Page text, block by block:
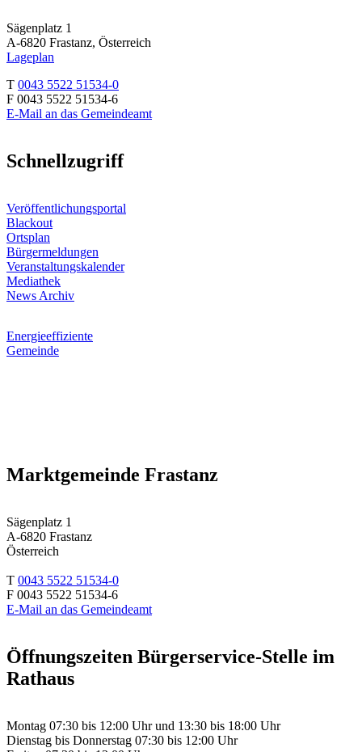
Sägenplatz 1
A-6820 Frastanz, Österreich
Lageplan
T 0043 5522 51534-0
F 0043 5522 51534-6
E-Mail an das Gemeindeamt
Schnellzugriff
Veröffentlichungsportal
Blackout
Ortsplan
Bürgermeldungen
Veranstaltungskalender
Mediathek
News Archiv
Energieeffiziente
Gemeinde
Marktgemeinde Frastanz
Sägenplatz 1
A-6820 Frastanz
Österreich
T 0043 5522 51534-0
F 0043 5522 51534-6
E-Mail an das Gemeindeamt
Öffnungszeiten Bürgerservice-Stelle im
Rathaus
Montag 07:30 bis 12:00 Uhr und 13:30 bis 18:00 Uhr
Dienstag bis Donnerstag 07:30 bis 12:00 Uhr